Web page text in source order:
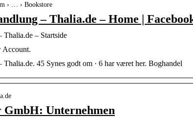
› … › Bookstore
– Thalia.de – Home |
– Startside
Account.
45 Synes godt om · 6 har været her. Boghandel
GmbH: Unternehmen